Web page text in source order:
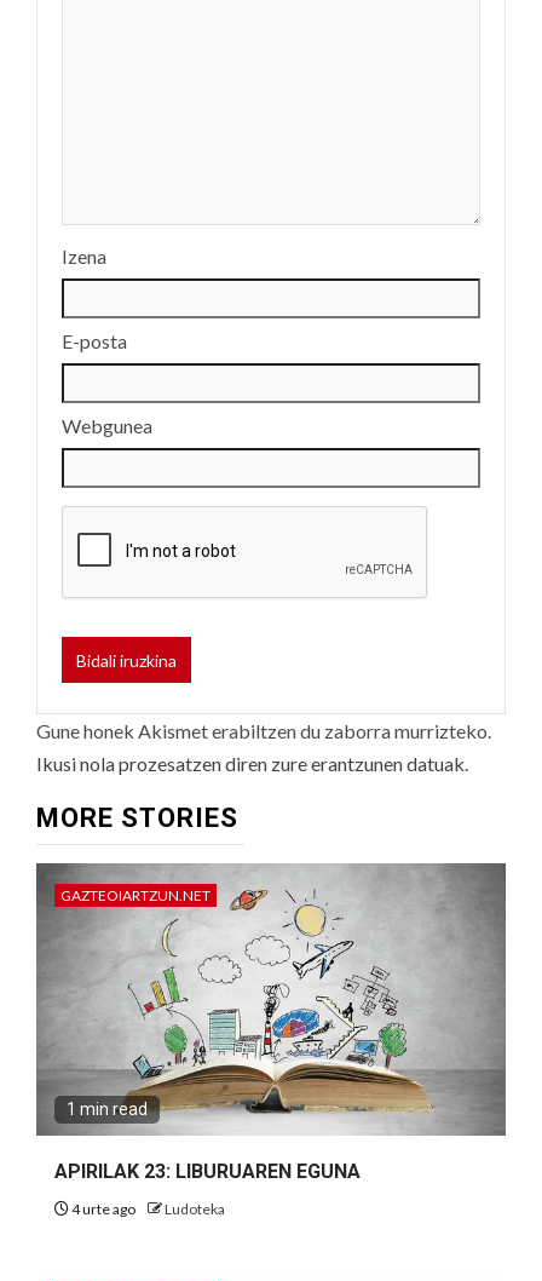
Izena
E-posta
Webgunea
Gune honek Akismet erabiltzen du zaborra murrizteko.
Ikusi nola prozesatzen diren zure erantzunen datuak.
MORE STORIES
GAZTEOIARTZUN.NET
1 min read
APIRILAK 23: LIBURUAREN EGUNA
4 urte ago Ludoteka